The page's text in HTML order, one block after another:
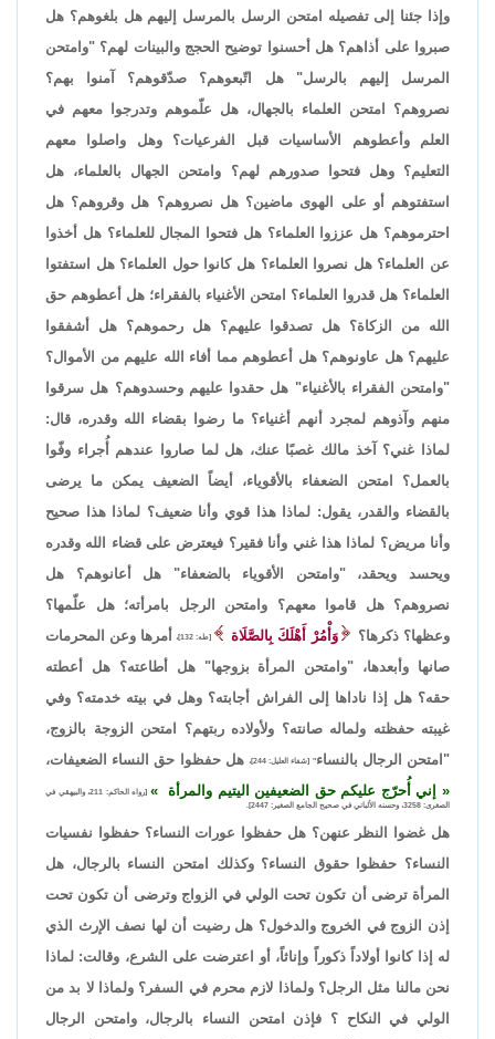
وإذا جئنا إلى تفصيله امتحن الرسل بالمرسل إليهم هل بلغوهم؟ هل
صبروا على أذاهم؟ هل أحسنوا توضيح الحجج والبينات لهم؟ "وامتحن
المرسل إليهم بالرسل" هل اتّبعوهم؟ صدّقوهم؟ آمنوا بهم؟
نصروهم؟ امتحن العلماء بالجهال، هل علّموهم وتدرجوا معهم في
العلم وأعطوهم الأساسيات قبل الفرعيات؟ وهل واصلوا معهم
التعليم؟ وهل فتحوا صدورهم لهم؟ وامتحن الجهال بالعلماء، هل
استفتوهم أو على الهوى ماضين؟ هل نصروهم؟ هل وقروهم؟ هل
احترموهم؟ هل عززوا العلماء؟ هل فتحوا المجال للعلماء؟ هل أخذوا
عن العلماء؟ هل نصروا العلماء؟ هل كانوا حول العلماء؟ هل استفتوا
العلماء؟ هل قدروا العلماء؟ امتحن الأغنياء بالفقراء؛ هل أعطوهم حق
الله من الزكاة؟ هل تصدقوا عليهم؟ هل رحموهم؟ هل أشفقوا
عليهم؟ هل عاونوهم؟ هل أعطوهم مما أفاء الله عليهم من الأموال؟
"وامتحن الفقراء بالأغنياء" هل حقدوا عليهم وحسدوهم؟ هل سرقوا
منهم وآذوهم لمجرد أنهم أغنياء؟ ما رضوا بقضاء الله وقدره، قال:
لماذا غني؟ آخذ مالك غصبًا عنك، هل لما صاروا عندهم أُجراء وفّوا
بالعمل؟ امتحن الضعفاء بالأقوياء، أيضاً الضعيف يمكن ما يرضى
بالقضاء والقدر، يقول: لماذا هذا قوي وأنا ضعيف؟ لماذا هذا صحيح
وأنا مريض؟ لماذا هذا غني وأنا فقير؟ فيعترض على قضاء الله وقدره
ويحسد ويحقد، "وامتحن الأقوياء بالضعفاء" هل أعانوهم؟ هل
نصروهم؟ هل قاموا معهم؟ وامتحن الرجل بامرأته؛ هل علّمها؟
وعظها؟ ذكرها؟
وَأْمُرْ أَهْلَكَ بِالصَّلَاة [طه: 132]،
أمرها وعن المحرمات
صانها وأبعدها، "وامتحن المرأة بزوجها" هل أطاعته؟ هل أعطته
حقه؟ هل إذا ناداها إلى الفراش أجابته؟ وهل في بيته خدمته؟ وفي
غيبته حفظته ولماله صانته؟ ولأولاده ربتهم؟ امتحن الزوجة بالزوج،
"امتحن الرجال بالنساء" [شفاء العليل: 244]،
هل حفظوا حق النساء الضعيفات،
إني أُحرّج عليكم حق الضعيفين اليتيم والمرأة
[رواه الحاكم: 211، والبيهقي في
الصغرى: 3258، وحسنه الألباني في صحيح الجامع الصغير: 2447].
هل غضوا النظر عنهن؟ هل حفظوا عورات النساء؟ حفظوا نفسيات
النساء؟ حفظوا حقوق النساء؟ وكذلك امتحن النساء بالرجال، هل
المرأة ترضى أن تكون تحت الولي في الزواج وترضى أن تكون تحت
إذن الزوج في الخروج والدخول؟ هل رضيت أن لها نصف الإرث الذي
له إذا كانوا أولاداً ذكوراً وإناثاً، أو اعترضت على الشرع، وقالت: لماذا
نحن مالنا مثل الرجل؟ ولماذا لازم محرم في السفر؟ ولماذا لا بد من
الولي في النكاح ؟ فإذن امتحن النساء بالرجال، وامتحن الرجال